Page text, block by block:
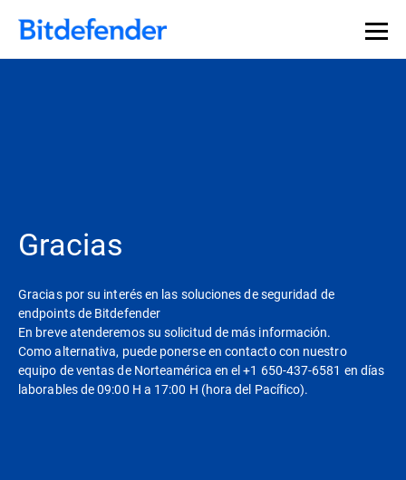
Gracias
Gracias por su interés en las soluciones de seguridad de
endpoints de Bitdefender
En breve atenderemos su solicitud de más información.
Como alternativa, puede ponerse en contacto con nuestro
equipo de ventas de Norteamérica en el +1 650-437-6581 en días
laborables de 09:00 H a 17:00 H (hora del Pacífico).